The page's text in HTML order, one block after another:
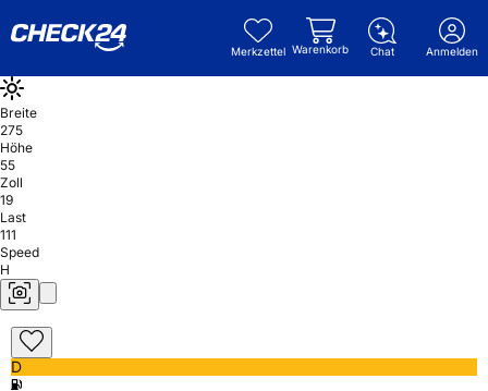
Merkzettel Warenkorb Chat Anmelden
Breite
275
Höhe
55
Zoll
19
Last
111
Speed
H
D